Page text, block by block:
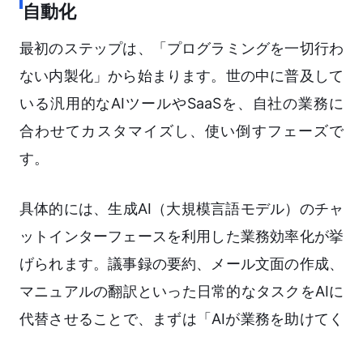
自動化
最初のステップは、「プログラミングを一切行わ
ない内製化」から始まります。世の中に普及して
いる汎用的なAIツールやSaaSを、自社の業務に
合わせてカスタマイズし、使い倒すフェーズで
す。
具体的には、生成AI（大規模言語モデル）のチャ
ットインターフェースを利用した業務効率化が挙
げられます。議事録の要約、メール文面の作成、
マニュアルの翻訳といった日常的なタスクをAIに
代替させることで、まずは「AIが業務を助けてく